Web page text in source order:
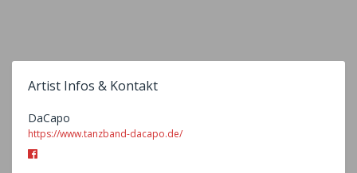
Artist Infos & Kontakt
DaCapo
https://www.tanzband-dacapo.de/
Facebook